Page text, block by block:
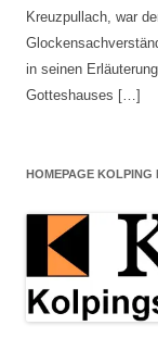
Kreuzpullach, war
in seinen
Gotteshauses […]
HOMEPAGE KOLPING